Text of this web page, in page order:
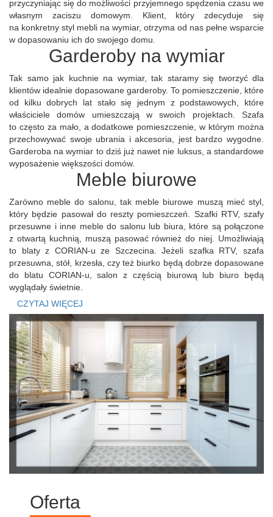
przyczyniając się do możliwości przyjemnego spędzenia czasu we
własnym zaciszu domowym. Klient, który zdecyduje się
na konkretny styl mebli na wymiar, otrzyma od nas pełne wsparcie
w dopasowaniu ich do swojego domu.
Garderoby na wymiar
Tak samo jak kuchnie na wymiar, tak staramy się tworzyć dla
klientów idealnie dopasowane garderoby. To pomieszczenie, które
od kilku dobrych lat stało się jednym z podstawowych, które
właściciele domów umieszczają w swoich projektach. Szafa
to często za mało, a dodatkowe pomieszczenie, w którym można
przechowywać swoje ubrania i akcesoria, jest bardzo wygodne.
Garderoba na wymiar to dziś już nawet nie luksus, a standardowe
wyposażenie większości domów.
Meble biurowe
Zarówno meble do salonu, tak meble biurowe muszą mieć styl,
który będzie pasował do reszty pomieszczeń. Szafki RTV, szafy
przesuwne i inne meble do salonu lub biura, które są połączone
z otwartą kuchnią, muszą pasować również do niej. Umożliwiają
to blaty z CORIAN-u ze Szczecina. Jeżeli szafka RTV, szafa
przesuwna, stół, krzesła, czy też biurko będą dobrze dopasowane
do blatu CORIAN-u, salon z częścią biurową lub biuro będą
wyglądały świetnie.
CZYTAJ WIĘCEJ
Realizujemy najbardziej wyszukane pomysły
Oferta